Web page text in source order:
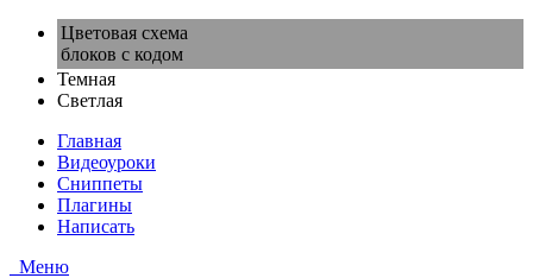
Цветовая схема
блоков с кодом
Темная
Светлая
Главная
Видеоуроки
Сниппеты
Плагины
Написать
Меню